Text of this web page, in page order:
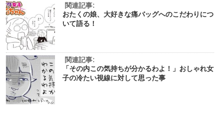
関連記事:
おたくの娘、大好きな痛バッグへのこだわりにつ
いて語る！
関連記事:
「その内この気持ちが分かるわよ！」おしゃれ女
子の冷たい視線に対して思った事